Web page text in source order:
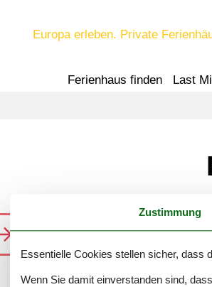
Europa erleben. Private
Ferienhaus finden Last
Athy
Zustimmung
Essentielle Cookies stellen sicher, dass
Wenn Sie damit einverstanden sind,